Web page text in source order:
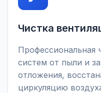
Чистка
Профессиональная
систем от пыли и
отложения,
циркуляцию